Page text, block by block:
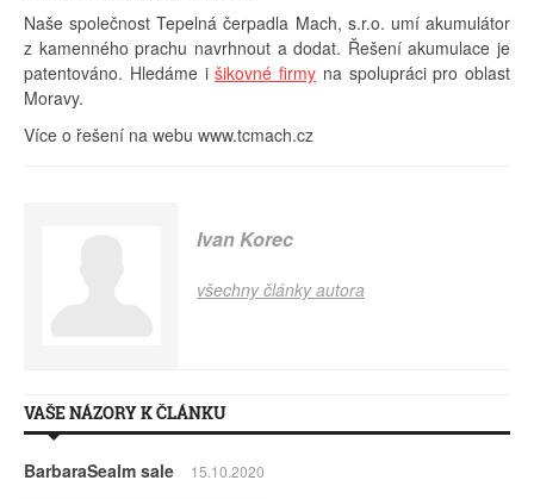
Naše společnost Tepelná čerpadla Mach, s.r.o. umí akumulátor
z kamenného prachu navrhnout a dodat. Řešení akumulace je
patentováno. Hledáme išikovné firmy na spolupráci pro oblast
Moravy.
Více o řešení na webu www.tcmach.cz
Ivan Korec
všechny články autora
VAŠE NÁZORY K ČLÁNKU
BarbaraSealm sale 15.10.2020